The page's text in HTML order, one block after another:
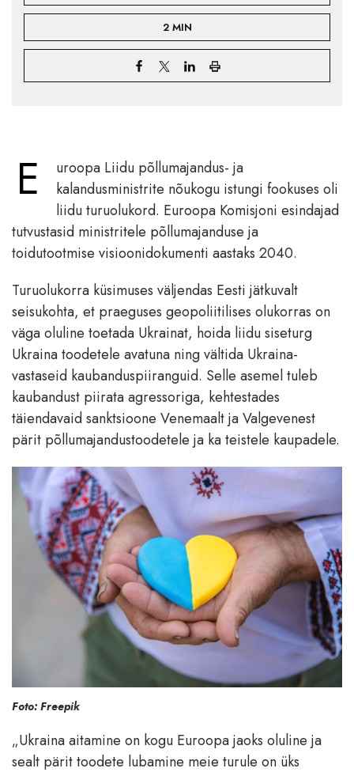
2 MIN
E
uroopa Liidu põllumajandus- ja
kalandusministrite nõukogu istungi fookuses oli
liidu turuolukord. Euroopa Komisjoni esindajad
tutvustasid ministritele põllumajanduse ja
toidutootmise visioonidokumenti aastaks 2040.
Turuolukorra küsimuses väljendas Eesti jätkuvalt
seisukohta, et praeguses geopoliitilises olukorras on
väga oluline toetada Ukrainat, hoida liidu siseturg
Ukraina toodetele avatuna ning vältida Ukraina-
vastaseid kaubanduspiiranguid. Selle asemel tuleb
kaubandust piirata agressoriga, kehtestades
täiendavaid sanktsioone Venemaalt ja Valgevenest
pärit põllumajandustoodetele ja ka teistele kaupadele.
Foto: Freepik
„Ukraina aitamine on kogu Euroopa jaoks oluline ja
sealt pärit toodete lubamine meie turule on üks